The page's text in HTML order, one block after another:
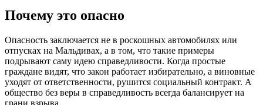
Почему это опасно
Опасность заключается не в роскошных автомобилях или
отпусках на Мальдивах, а в том, что такие примеры
подрывают саму идею справедливости. Когда простые
граждане видят, что закон работает избирательно, а виновные
уходят от ответственности, рушится социальный контракт. А
общество без веры в справедливость всегда балансирует на
грани взрыва.